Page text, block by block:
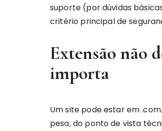
suporte (por dúvidas
critério principal de
Extensão não
importa
Um site pode estar em
pesa, do ponto de vista